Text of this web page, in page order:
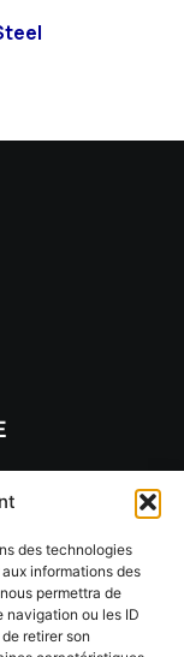
des technologies
informations des
permettra de
navigation ou les ID
retirer son